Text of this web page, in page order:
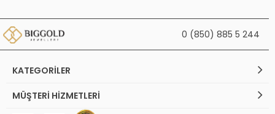
0 (850) 885 5 244
KATEGORILER
MÜŞTERI HIZMETLERI